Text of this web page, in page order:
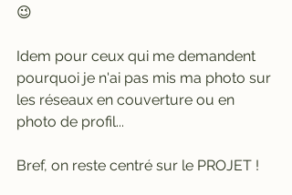
😉
Idem pour ceux qui me demandent
pourquoi je n'ai pas mis ma photo sur
les réseaux en couverture ou en
photo de profil...
Bref, on reste centré sur le PROJET !